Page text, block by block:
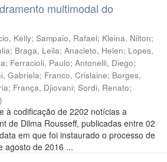
multimodal do
Kelly; Sampaio, Rafael; Kleina, Nilton;
; Braga, Leila; Anacleto, Helen; Lopes,
; Ferracioli, Paulo; Antonelli, Diego;
Gabriela; Franco, Crislaine; Borges,
; França, Djiovani; Sordi, Renato;
)
à codificação de 2202 notícias a
de Dilma Rousseff, publicadas entre 02
em que foi instaurado o processo de
agosto de 2016 ...